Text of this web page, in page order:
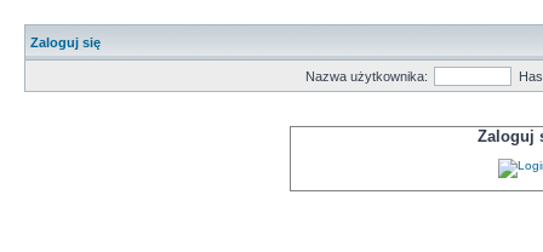
Zaloguj się
Nazwa użytkownika:
Zaloguj